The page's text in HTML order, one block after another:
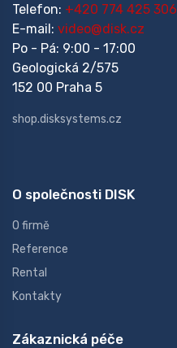
Telefon: +420 774 425 306
E-mail: video@disk.cz
Po - Pá: 9:00 - 17:00
Geologická 2/575
152 00 Praha 5
shop.disksystems.cz
O společnosti DISK
O firmě
Reference
Rental
Kontakty
Zákaznická péče